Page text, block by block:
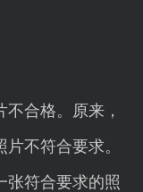
合格。原来，
不符合要求。
张符合要求的照